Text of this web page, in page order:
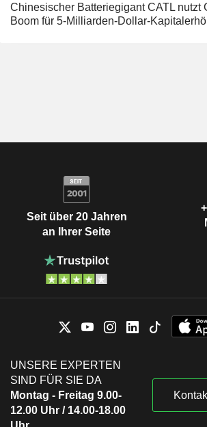
Chinesischer Batteriegigant CATL nutzt
Boom für 5-Milliarden-Dollar-
Seit über 20 Jahren
an Ihrer Seite
UNSERE EXPERTEN
SIND FÜR SIE DA
Montag - Freitag 9.00-
12.00 Uhr / 14.00-18.00